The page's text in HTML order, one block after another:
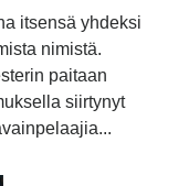
itsensä yhdeksi
nimistä.
paitaan
siirtynyt